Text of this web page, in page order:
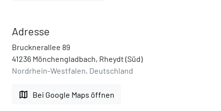
Adresse
Brucknerallee 89
41236 Mönchengladbach, Rheydt (Süd)
Nordrhein-Westfalen, Deutschland
map Bei Google Maps öffnen